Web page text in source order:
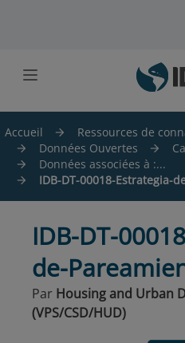
Accueil
Ressources de
Données Ouvertes
Données associées à :...
IDB-DT-00018-Estrategia-
IDB-DT-
de-
Par Housing and Urban
(VPS/CSD/HUD)